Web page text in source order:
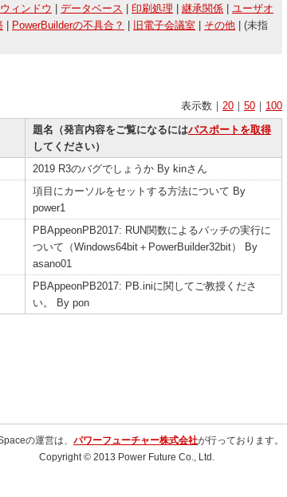
ィンドウ データベース 印刷処理 継承関係
ユーザオ
PowerBuilderの不具合？ 旧電子会議室 その他 | (未指
表示数｜ 20 ｜ 50 ｜ 100
題名（発言内容をご覧になるにはパスポートを取得
してください）
2019 R3のバグでしょうか By kinさん
項目にカーソルをセットする方法について By
power1
PBAppeonPB2017: RUN関数によるバッチの実行に
ついて（Windows64bit＋PowerBuilder32bit） By
asano01
PBAppeonPB2017: PB.iniに関してご教授くださ
い。 By pon
の運営は、 パワーフューチャー株式会社が行っております。
Copyright © 2013 Power Future Co., Ltd.